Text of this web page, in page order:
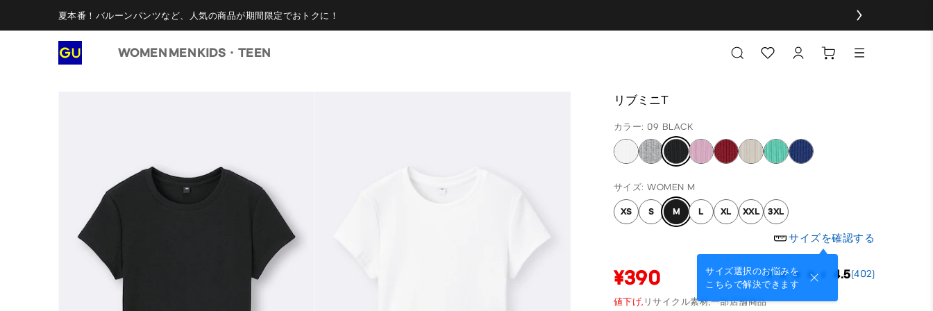
夏本番！バルーンパンツなど、人気の商品が期間限定でおトクに！
WOMEN MENKIDS・TEEN
リブミニT
カラー: 09 BLACK
サイズ: WOMEN M
XS S M L XL XXL 3XL
サイズを確認する
サイズ選択のお悩みを
こちらで解決できます
¥390 4.5(402)
値下げ, リサイクル素材,一部店舗商品